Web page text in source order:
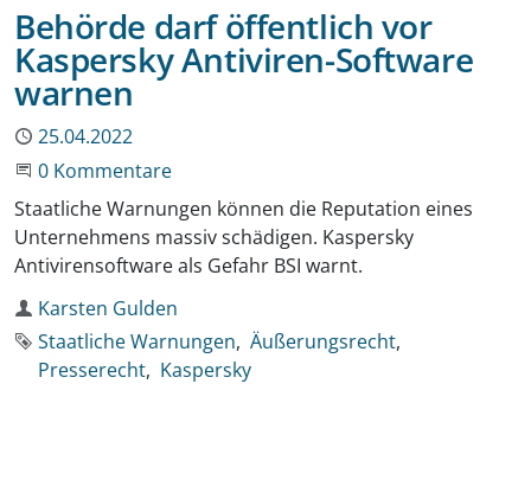
Behörde darf öffentlich vor
Kaspersky Antiviren-Software
warnen
Publiziert
25.04.2022
Beginne eine Unterhaltung
0 Kommentare
Staatliche Warnungen können die Reputation eines
Unternehmens massiv schädigen. Kaspersky
Antivirensoftware als Gefahr BSI warnt.
Autor
Karsten Gulden
Schlagworte
Staatliche Warnungen Äußerungsrecht
Presserecht Kaspersky